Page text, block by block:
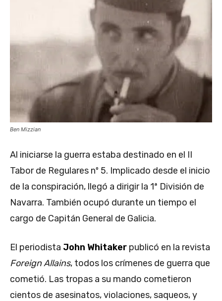
Ben Mizzian
Al iniciarse la guerra estaba destinado en el II
Tabor de Regulares nº 5. Implicado desde el inicio
de la conspiración, llegó a dirigir la 1ª División de
Navarra. También ocupó durante un tiempo el
cargo de Capitán General de Galicia.
El periodista John Whitaker publicó en la revista
Foreign Allains, todos los crímenes de guerra que
cometió. Las tropas a su mando cometieron
cientos de asesinatos, violaciones, saqueos, y